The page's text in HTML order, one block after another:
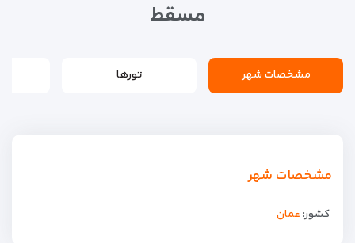
مسقط
مشخصات شهر تورها
مشخصات شهر
کشور:عمان